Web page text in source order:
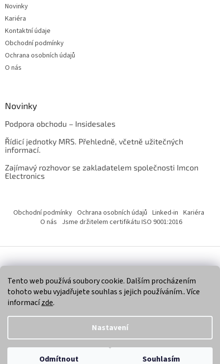
Tento web používá soubory cookie. Dalším procházením
tohoto webu vyjadřujete souhlas s jejich používáním.. Více
informacízde.
Nastavení
Odmítnout Souhlasím
Novinky
Kariéra
Kontaktní údaje
Obchodní podmínky
Ochrana osobních údajů
O nás
Novinky
Podpora obchodu – Insidesales
Řídicí jednotky MRS. Přehledně, včetně užitečných
informací.
Zajímavý rozhovor se zakladatelem společnosti Imcon
Electronics
Obchodní podmínky Ochrana osobních údajů Linked-in Kariéra
O nás Jsme držitelem certifikátu ISO 9001:2016
Copyright 2026